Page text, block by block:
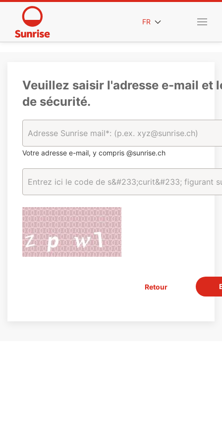
FR
Veuillez saisir l'adresse e-mail et
de sécurité.
Votre adresse e-mail, y compris @sunrise.ch
Retour